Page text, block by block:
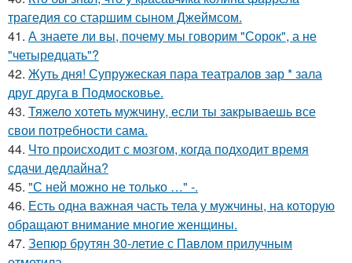
трагедия со старшим сыном Джеймсом.
41. А знаете ли вы, почему мы говорим "Сорок", а не
"четыредцать"?
42. Жуть дня! Супружеская пара театралов зар * зала
друг друга в Подмосковье.
43. Тяжело хотеть мужчину, если ты закрываешь все
свои потребности сама.
44. Что происходит с мозгом, когда подходит время
сдачи дедлайна?
45. "С ней можно не только …" -.
46. Есть одна важная часть тела у мужчины, на которую
обращают внимание многие женщины.
47. Зепюр брутян 30-летие с Павлом прилучным